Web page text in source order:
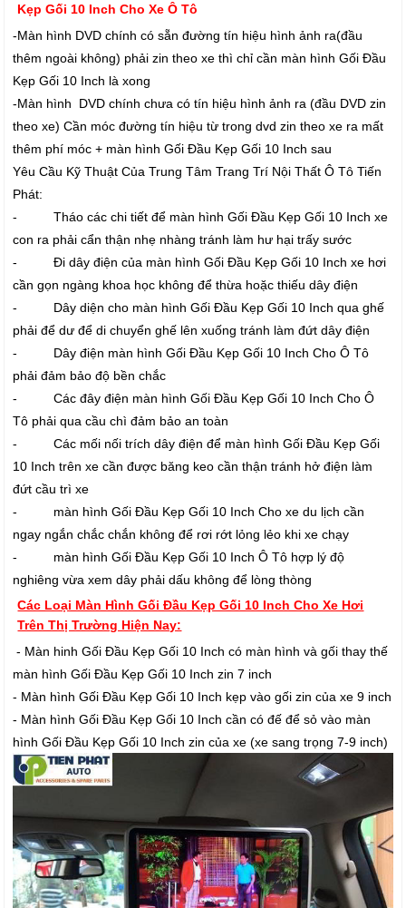
Kẹp Gối 10 Inch Cho Xe Ô Tô
-Màn hình DVD chính có sẵn đường tín hiệu hình ảnh ra(đầu
thêm ngoài không) phải zin theo xe thì chỉ cần màn hình Gối Đầu
Kẹp Gối 10 Inch là xong
-Màn hình DVD chính chưa có tín hiệu hình ảnh ra (đầu DVD zin
theo xe) Cần móc đường tín hiệu từ trong dvd zin theo xe ra mất
thêm phí móc + màn hình Gối Đầu Kẹp Gối 10 Inch sau
Yêu Cầu Kỹ Thuật Của Trung Tâm Trang Trí Nội Thất Ô Tô Tiến
Phát:
- Tháo các chi tiết để màn hình Gối Đầu Kẹp Gối 10 Inch xe
con ra phải cẩn thận nhẹ nhàng tránh làm hư hại trấy sước
- Đi dây điện của màn hình Gối Đầu Kẹp Gối 10 Inch xe hơi
cần gọn ngàng khoa học không để thừa hoặc thiếu dây điện
- Dây diện cho màn hình Gối Đầu Kẹp Gối 10 Inch qua ghế
phải để dư để di chuyển ghế lên xuống tránh làm đứt dây điện
- Dây điện màn hình Gối Đầu Kẹp Gối 10 Inch Cho Ô Tô
phải đảm bảo độ bền chắc
- Các đây điện màn hình Gối Đầu Kẹp Gối 10 Inch Cho Ô
Tô phải qua cầu chì đảm bảo an toàn
- Các mối nối trích dây điện để màn hình Gối Đầu Kẹp Gối
10 Inch trên xe cần được băng keo cần thận tránh hở điện làm
đứt cầu trì xe
- màn hình Gối Đầu Kẹp Gối 10 Inch Cho xe du lịch cần
ngay ngắn chắc chắn không để rơi rớt lỏng lẻo khi xe chạy
- màn hình Gối Đầu Kẹp Gối 10 Inch Ô Tô hợp lý độ
nghiêng vừa xem dây phải dấu không để lòng thòng
Các Loại Màn Hình Gối Đầu Kẹp Gối 10 Inch Cho Xe Hơi
Trên Thị Trường Hiện Nay:
- Màn hinh Gối Đầu Kẹp Gối 10 Inch có màn hình và gối thay thế
màn hình Gối Đầu Kẹp Gối 10 Inch zin 7 inch
- Màn hình Gối Đầu Kẹp Gối 10 Inch kẹp vào gối zin của xe 9 inch
- Màn hình Gối Đầu Kẹp Gối 10 Inch cần có đế để sỏ vào màn
hình Gối Đầu Kẹp Gối 10 Inch zin của xe (xe sang trọng 7-9 inch)